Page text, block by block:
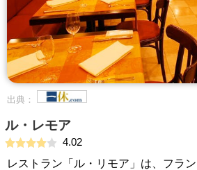
出典：
ル・レモア
4.02
レストラン「ル・リモア」は、フラ